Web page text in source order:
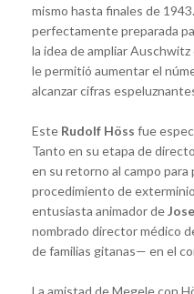
mismo hasta finales de
perfectamente preparada
la idea de ampliar
le permitió aumentar el
alcanzar cifras
Este Rudolf Höss fue
Tanto en su etapa de
en su retorno al campo para
procedimiento de
entusiasta animador de
nombrado director médico
de familias gitanas— en el